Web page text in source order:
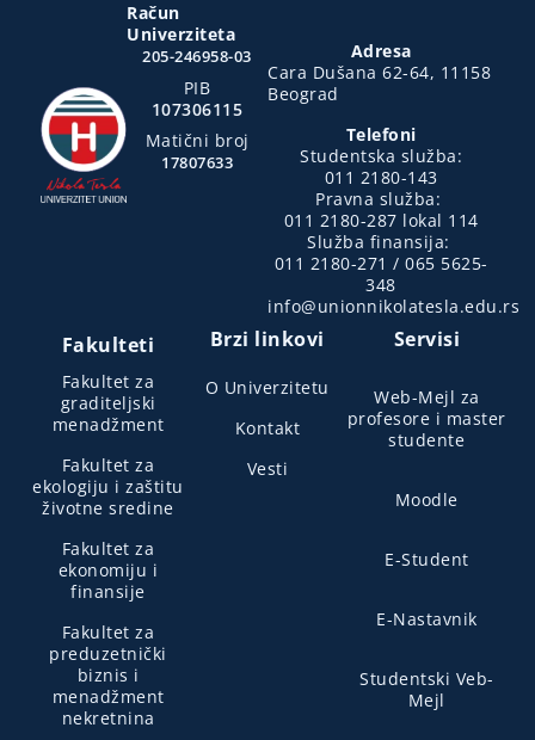
Račun
Univerziteta
205-246958-03
PIB
107306115
Matični broj
17807633
Adresa
Cara Dušana 62-64, 11158
Beograd
Telefoni
Studentska služba:
011 2180-143
Pravna služba:
011 2180-287 lokal 114
Služba finansija:
011 2180-271 / 065 5625-
348
info@unionnikolatesla.edu.rs
Fakulteti
Fakultet za
graditeljski
menadžment
Fakultet za
ekologiju i zaštitu
životne sredine
Fakultet za
ekonomiju i
finansije
Fakultet za
preduzetnički
biznis i
menadžment
nekretnina
Brzi linkovi
O Univerzitetu
Kontakt
Vesti
Servisi
Web-Mejl za
profesore i master
studente
Moodle
E-Student
E-Nastavnik
Studentski Veb-
Mejl